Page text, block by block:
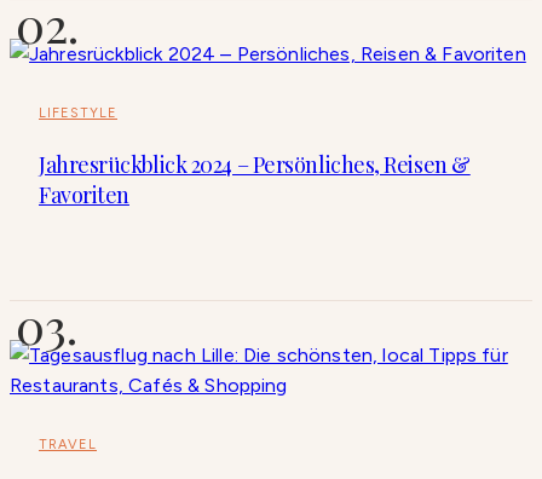
LIFESTYLE
Jahresrückblick 2024 – Persönliches, Reisen &
Favoriten
TRAVEL